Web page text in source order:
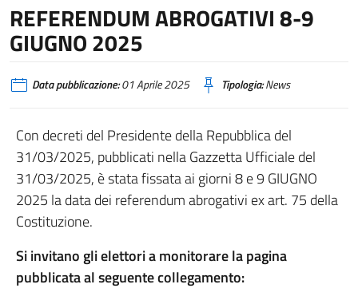
REFERENDUM ABROGATIVI 8-9
GIUGNO 2025
Data pubblicazione:01 Aprile 2025 Tipologia:News
Con decreti del Presidente della Repubblica del
31/03/2025, pubblicati nella Gazzetta Ufficiale del
31/03/2025, è stata fissata ai giorni 8 e 9 GIUGNO
2025 la data dei referendum abrogativi ex art. 75 della
Costituzione.
Si invitano gli elettori a monitorare la pagina
pubblicata al seguente collegamento: